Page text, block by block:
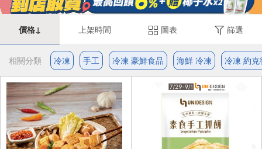
價格↓ 上架時間 圖表 篩選
相關分類 冷凍 手工 冷凍 豪鮮食品 海鮮 冷凍 冷凍 約